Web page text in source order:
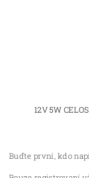
12V 5W
Buďte první, kdo